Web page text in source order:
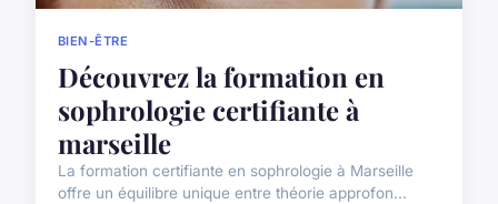
BIEN-ÊTRE
Découvrez la formation en
sophrologie certifiante à
marseille
La formation certifiante en sophrologie à Marseille
offre un équilibre unique entre théorie approfon...